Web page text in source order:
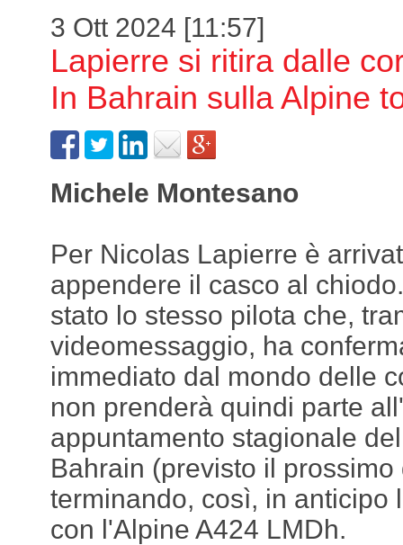
3 Ott 2024 [11:57]
Lapierre si ritira dalle
In Bahrain sulla Alpine
Michele Montesano
Per Nicolas Lapierre è
appendere il casco al
stato lo stesso pilota che,
videomessaggio, ha
immediato dal mondo delle
non prenderà quindi parte
appuntamento stagionale
Bahrain (previsto il
terminando, così, in anticipo
con l'Alpine A424 LMDh.